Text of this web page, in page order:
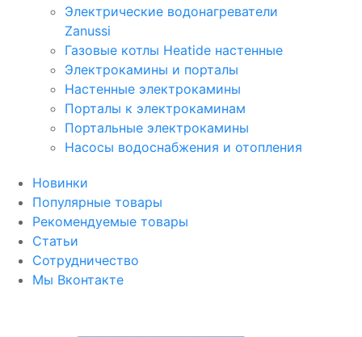
Электрические водонагреватели
Zanussi
Газовые котлы Heatide настенные
Электрокамины и порталы
Настенные электрокамины
Порталы к электрокаминам
Портальные электрокамины
Насосы водоснабжения и отопления
Новинки
Популярные товары
Рекомендуемые товары
Статьи
Сотрудничество
Мы Вконтакте